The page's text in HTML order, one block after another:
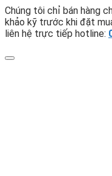
Chúng tôi chỉ bán hàng
khảo kỹ trước khi đặt
liên hệ trực tiếp hotline: